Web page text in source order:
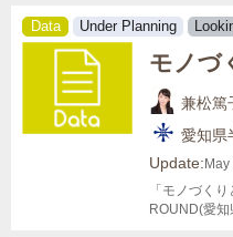
Data Under Planning
モノづ
兼松篤
愛知県
Update:
「モノづく
ROUND(愛